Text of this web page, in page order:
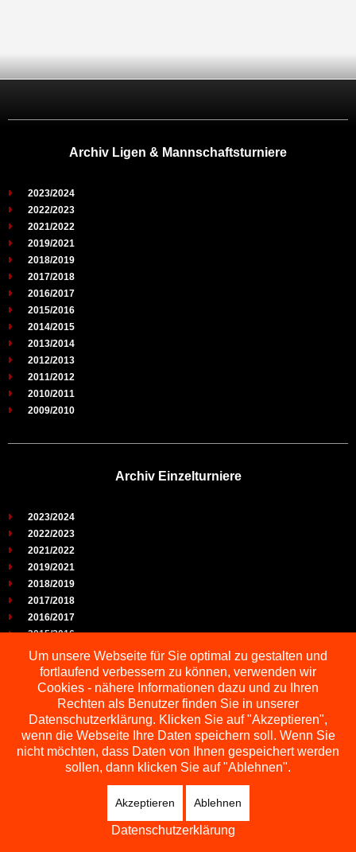
Archiv Ligen & Mannschaftsturniere
2023/2024
2022/2023
2021/2022
2019/2021
2018/2019
2017/2018
2016/2017
2015/2016
2014/2015
2013/2014
2012/2013
2011/2012
2010/2011
2009/2010
Archiv Einzelturniere
2023/2024
2022/2023
2021/2022
2019/2021
2018/2019
2017/2018
2016/2017
2015/2016
2014/2015
2013/2014
2012/2013
2011/2012
2010/2011
2009/2010
Copyright © 2026 Schachbezirk Sauerland
DESIGNED BY: AS DESIGNING
Um unsere Webseite für Sie optimal zu gestalten und
fortlaufend verbessern zu können, verwenden wir
Cookies - nähere Informationen dazu und zu Ihren
Rechten als Benutzer finden Sie in unserer
Datenschutzerklärung. Klicken Sie auf "Akzeptieren",
wenn die Webseite Ihre Daten speichern soll. Wenn Sie
nicht möchten, dass Daten von Ihnen gespeichert werden
sollen, dann klicken Sie auf "Ablehnen".
Akzeptieren Ablehnen
Datenschutzerklärung